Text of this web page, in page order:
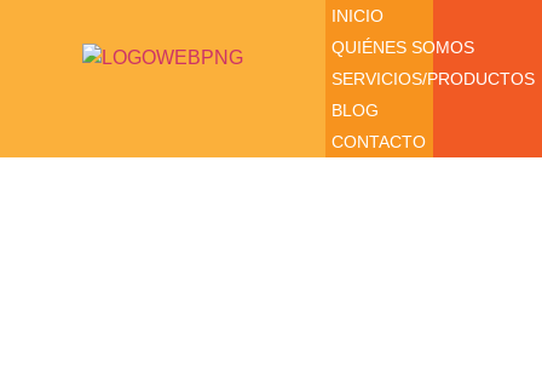
INICIO
QUIÉNES SOMOS
SERVICIOS/PRODUCTOS
BLOG
CONTACTO